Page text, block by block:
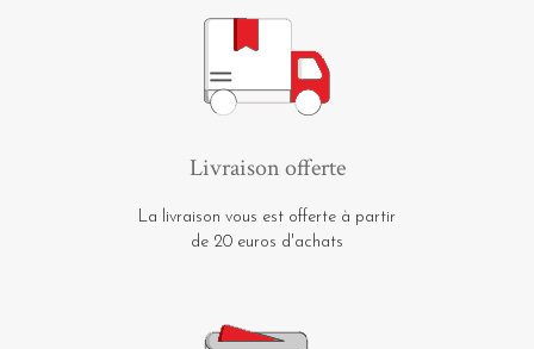
Livraison offerte
La livraison vous est offerte à partir
de 20 euros d'achats